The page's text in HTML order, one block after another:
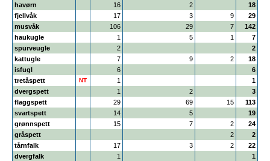
havørn
16 2
18
fjellvåk
17 3 9
29
musvåk
106 29 7
142
haukugle
1 5 1
7
spurveugle
2
2
kattugle
7 9 2
18
isfugl
6
6
tretåspett
NT 1
1
dvergspett
1 2
3
flaggspett
29 69 15
113
svartspett
14 5
19
grønnspett
15 7 2
24
gråspett
2
2
tårnfalk
17 3 2
22
dvergfalk
1
1